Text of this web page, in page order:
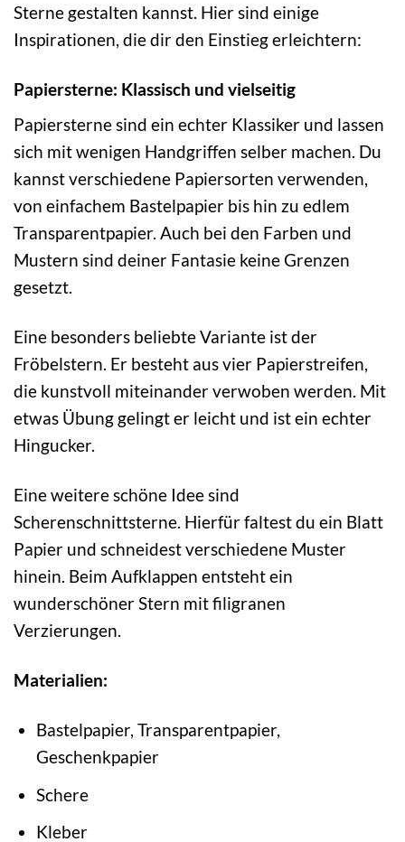
Sterne gestalten kannst. Hier sind einige
Inspirationen, die dir den Einstieg erleichtern:
Papiersterne: Klassisch und vielseitig
Papiersterne sind ein echter Klassiker und lassen
sich mit wenigen Handgriffen selber machen. Du
kannst verschiedene Papiersorten verwenden,
von einfachem Bastelpapier bis hin zu edlem
Transparentpapier. Auch bei den Farben und
Mustern sind deiner Fantasie keine Grenzen
gesetzt.
Eine besonders beliebte Variante ist der
Fröbelstern. Er besteht aus vier Papierstreifen,
die kunstvoll miteinander verwoben werden. Mit
etwas Übung gelingt er leicht und ist ein echter
Hingucker.
Eine weitere schöne Idee sind
Scherenschnittsterne. Hierfür faltest du ein Blatt
Papier und schneidest verschiedene Muster
hinein. Beim Aufklappen entsteht ein
wunderschöner Stern mit filigranen
Verzierungen.
Materialien:
Bastelpapier, Transparentpapier,
Geschenkpapier
Schere
Kleber